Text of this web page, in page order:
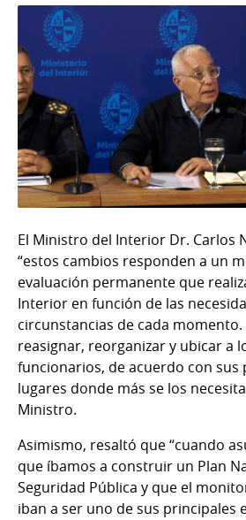
El Ministro del Interior Dr. Carlos
“estos cambios responden a un
evaluación permanente que
Interior en función de las
circunstancias de cada momento.
reasignar, reorganizar y ubicar a
funcionarios, de acuerdo con sus
lugares donde más se los
Ministro.
Asimismo, resaltó que “cuando
que íbamos a construir un Plan
Seguridad Pública y que el
iban a ser uno de sus principales